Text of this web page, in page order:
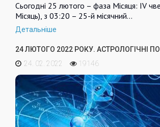
Сьогодні 25 лютого – фаза Місяця: IV
Місяць), з 03:20 – 25-й місячний…
Детальніше
24 ЛЮТОГО 2022 РОКУ. АСТРОЛОГІЧНІ
24. 02. 2022
19146